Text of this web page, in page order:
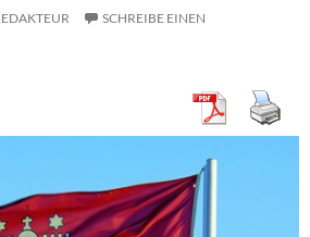
SCHREIBE EINEN